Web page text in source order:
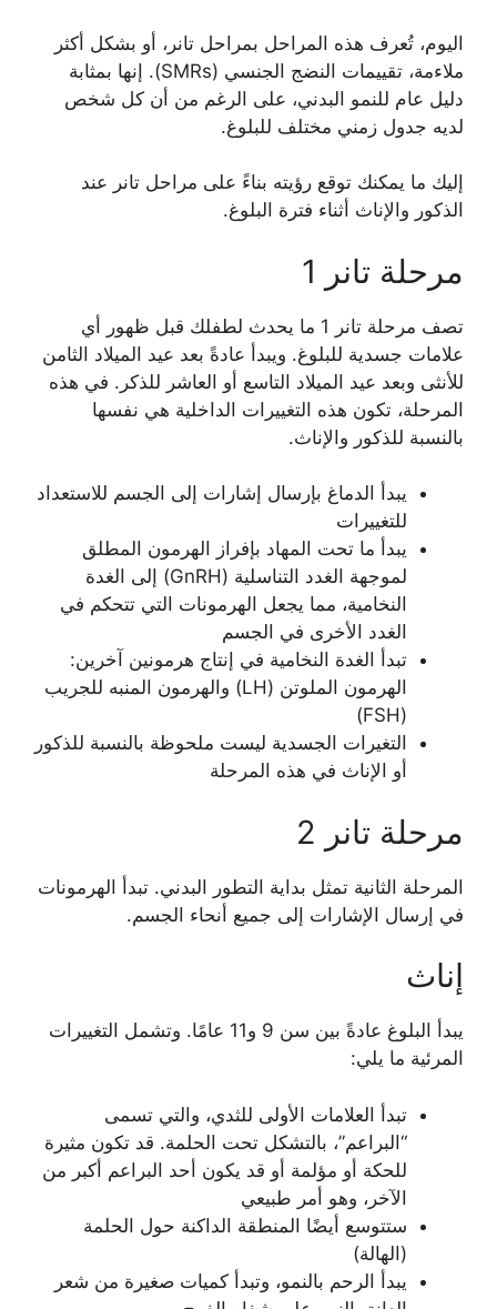
اليوم، تُعرف هذه المراحل بمراحل تانر، أو بشكل أكثر
ملاءمة، تقييمات النضج الجنسي (SMRs). إنها بمثابة
دليل عام للنمو البدني، على الرغم من أن كل شخص
لديه جدول زمني مختلف للبلوغ.
إليك ما يمكنك توقع رؤيته بناءً على مراحل تانر عند
الذكور والإناث أثناء فترة البلوغ.
مرحلة تانر 1
تصف مرحلة تانر 1 ما يحدث لطفلك قبل ظهور أي
علامات جسدية للبلوغ. ويبدأ عادةً بعد عيد الميلاد الثامن
للأنثى وبعد عيد الميلاد التاسع أو العاشر للذكر. في هذه
المرحلة، تكون هذه التغييرات الداخلية هي نفسها
بالنسبة للذكور والإناث.
يبدأ الدماغ بإرسال إشارات إلى الجسم للاستعداد
للتغييرات
يبدأ ما تحت المهاد بإفراز الهرمون المطلق
لموجهة الغدد التناسلية (GnRH) إلى الغدة
النخامية، مما يجعل الهرمونات التي تتحكم في
الغدد الأخرى في الجسم
تبدأ الغدة النخامية في إنتاج هرمونين آخرين:
الهرمون الملوتن (LH) والهرمون المنبه للجريب
(FSH)
التغيرات الجسدية ليست ملحوظة بالنسبة للذكور
أو الإناث في هذه المرحلة
مرحلة تانر 2
المرحلة الثانية تمثل بداية التطور البدني. تبدأ الهرمونات
في إرسال الإشارات إلى جميع أنحاء الجسم.
إناث
يبدأ البلوغ عادةً بين سن 9 و11 عامًا. وتشمل التغييرات
المرئية ما يلي:
تبدأ العلامات الأولى للثدي، والتي تسمى
“البراعم”، بالتشكل تحت الحلمة. قد تكون مثيرة
للحكة أو مؤلمة أو قد يكون أحد البراعم أكبر من
الآخر، وهو أمر طبيعي
ستتوسع أيضًا المنطقة الداكنة حول الحلمة
(الهالة)
يبدأ الرحم بالنمو، وتبدأ كميات صغيرة من شعر